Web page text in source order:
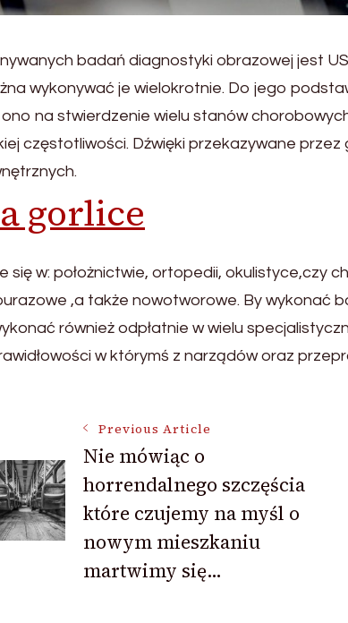
badań diagnostyki obrazowej jest
wykonywać je wielokrotnie. Do jego
na stwierdzenie wielu stanów
częstotliwości. Dźwięki przekazywane
gorlice
się w: położnictwie, ortopedii, okulistyce,czy
,a także nowotworowe. By wykonać
również odpłatnie w wielu
w którymś z narządów oraz
Previous Article
Nie mówiąc o
horrendalnego szczęścia
które czujemy na myśl o
nowym mieszkaniu
martwimy się…